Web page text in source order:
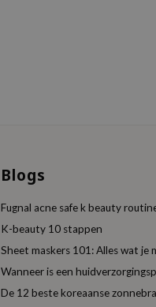
Blogs
Fugnal acne safe k beauty
K-beauty 10 stappen
Sheet maskers 101: Alles wat
Wanneer is een
De 12 beste koreaanse